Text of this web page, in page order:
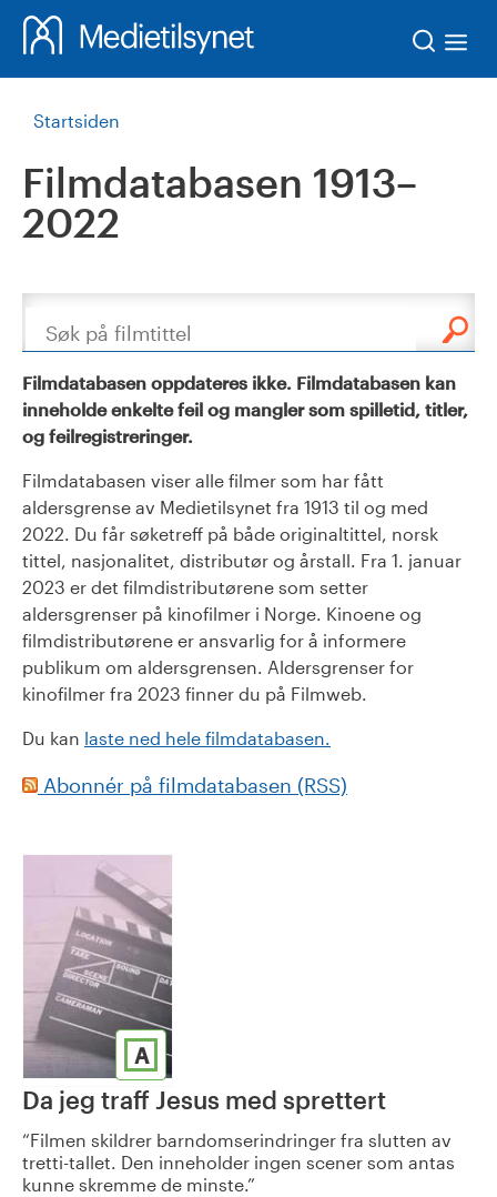
Startsiden
Filmdatabasen 1913–
2022
Søk
Filmdatabasen oppdateres ikke. Filmdatabasen kan
inneholde enkelte feil og mangler som spilletid, titler,
og feilregistreringer.
Filmdatabasen viser alle filmer som har fått
aldersgrense av Medietilsynet fra 1913 til og med
2022. Du får søketreff på både originaltittel, norsk
tittel, nasjonalitet, distributør og årstall. Fra 1. januar
2023 er det filmdistributørene som setter
aldersgrenser på kinofilmer i Norge. Kinoene og
filmdistributørene er ansvarlig for å informere
publikum om aldersgrensen. Aldersgrenser for
kinofilmer fra 2023 finner du på Filmweb.
Du kan laste ned hele filmdatabasen.
Abonnér på filmdatabasen (RSS)
A
Da jeg traff Jesus med sprettert
Filmen skildrer barndomserindringer fra slutten av
tretti-tallet. Den inneholder ingen scener som antas
kunne skremme de minste.